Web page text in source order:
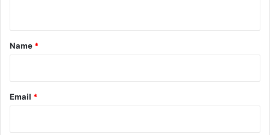
*
Name *
Email *